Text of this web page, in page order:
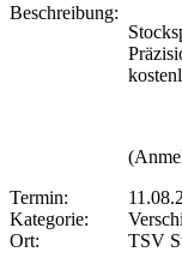
Beschreibung:
Termin:
Kategorie:
Ort:
TSV